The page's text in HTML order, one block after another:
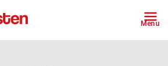
Menu